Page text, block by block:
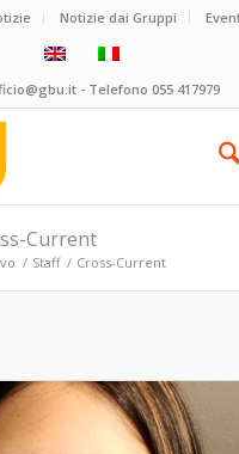
Notizie dai Gruppi
- Telefono055 417979
Current
/ Staff / Cross-Current